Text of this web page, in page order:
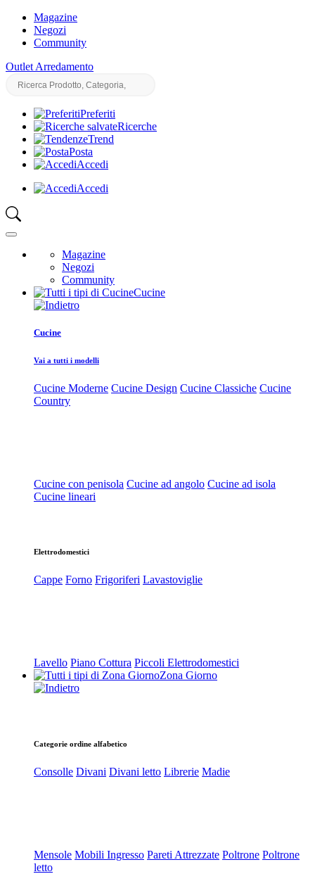
Magazine
Negozi
Community
Outlet Arredamento
Preferiti
Ricerche
Trend
Posta
Accedi
Accedi
Magazine
Negozi
Community
Cucine
Cucine
Vai a tutti i modelli
Cucine Moderne Cucine Design Cucine Classiche Cucine
Country
Cucine con penisola Cucine ad angolo Cucine ad isola
Cucine lineari
Elettrodomestici
Cappe Forno Frigoriferi Lavastoviglie
Lavello Piano Cottura Piccoli Elettrodomestici
Zona Giorno
Categorie ordine alfabetico
Consolle Divani Divani letto Librerie Madie
Mensole Mobili Ingresso Pareti Attrezzate Poltrone Poltrone
letto